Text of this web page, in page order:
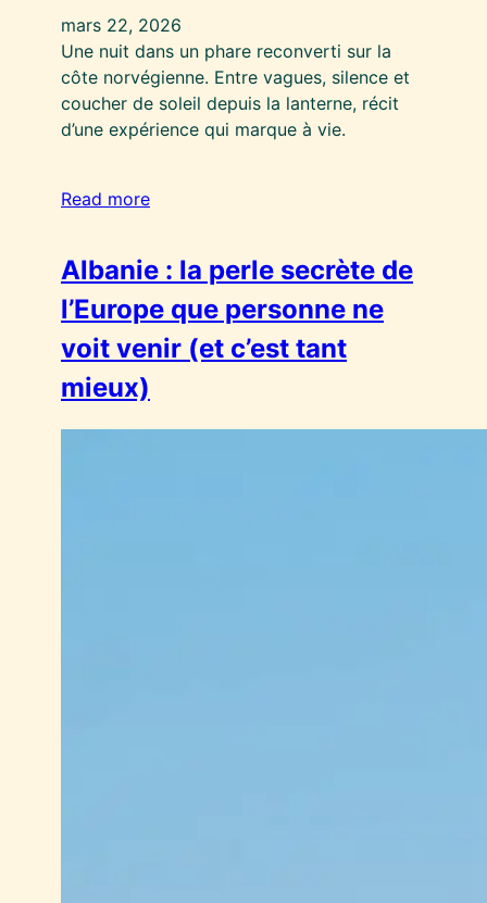
mars 22, 2026
Une nuit dans un phare reconverti sur la
côte norvégienne. Entre vagues, silence et
coucher de soleil depuis la lanterne, récit
d’une expérience qui marque à vie.
Read more
Albanie : la perle secrète de
l’Europe que personne ne
voit venir (et c’est tant
mieux)